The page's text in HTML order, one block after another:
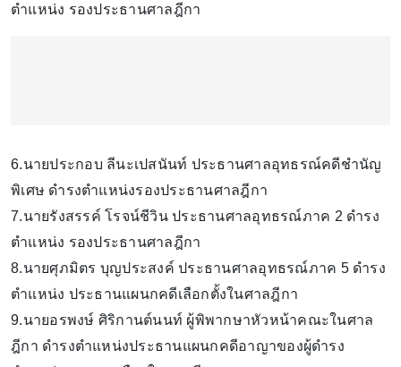
ตำแหน่ง รองประธานศาลฎีกา
6.นายประกอบ ลีนะเปสนันท์ ประธานศาลอุทธรณ์คดีชำนัญ
พิเศษ ดำรงตำแหน่งรองประธานศาลฎีกา
7.นายรังสรรค์ โรจน์ชีวิน ประธานศาลอุทธรณ์ภาค 2 ดำรง
ตำแหน่ง รองประธานศาลฎีกา
8.นายศุภมิตร บุญประสงค์ ประธานศาลอุทธรณ์ภาค 5 ดำรง
ตำแหน่ง ประธานแผนกคดีเลือกตั้งในศาลฎีกา
9.นายอรพงษ์ ศิริกานต์นนท์ ผู้พิพากษาหัวหน้าคณะในศาล
ฎีกา ดำรงตำแหน่งประธานแผนกคดีอาญาของผู้ดำรง